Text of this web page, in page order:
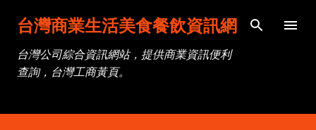
跳到主要內容
台灣商業生活美食餐飲資訊網
台灣公司綜合資訊網站，提供商業資訊便利
查詢，台灣工商黃頁。